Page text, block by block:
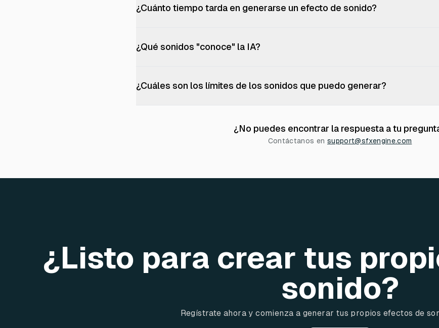
¿Cuánto tiempo tarda en generarse un efecto de sonido?
¿Qué sonidos "conoce" la IA?
¿Cuáles son los límites de los sonidos que puedo generar?
¿No puedes encontrar la respuesta a tu
Contáctanos en support@sfxengine.com
¿Listo para crear tus
sonido?
Regístrate ahora y comienza a generar tus propios efectos de